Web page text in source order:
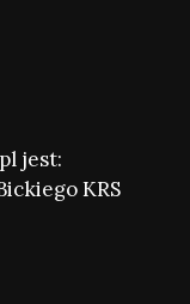
jest:
KRS